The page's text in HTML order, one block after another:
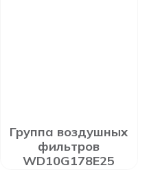
Группа воздушных
фильтров
WD10G178E25